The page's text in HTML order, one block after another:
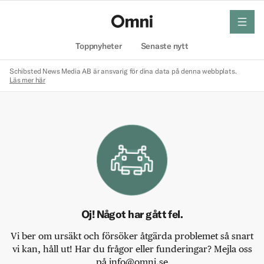
Toppnyheter Senaste nytt
meny
Schibsted News Media AB är ansvarig för dina data på denna webbplats.
Läs mer här
Oj! Något har gått fel.
Vi ber om ursäkt och försöker åtgärda problemet så snart
vi kan, håll ut! Har du frågor eller funderingar? Mejla oss